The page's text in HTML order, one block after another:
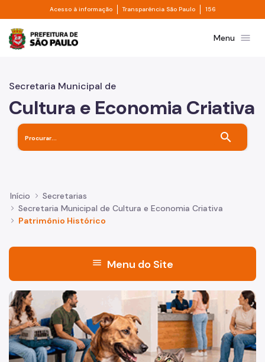
Pular para o Conteúdo principal
Acesso à informação Divisor de acesso à informação
Transparência São Paulo Divisor de
156
Prefeitura de São PauloMenu menu
Secretaria Municipal de
Cultura e Economia Criativa
search
Início
Secretarias
Secretaria Municipal de Cultura e Economia Criativa
Patrimônio Histórico
menu Menu do Site
Departamento do Patrimônio Histórico
Conheça o DPH
Organização
Imagem de um cachorro caramelo e uma gata rajada,